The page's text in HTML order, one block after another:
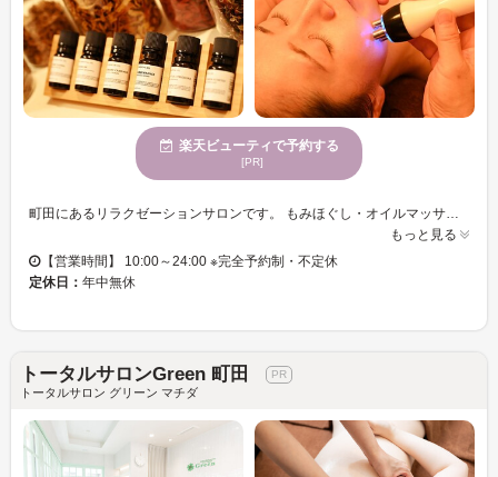
楽天ビューティで予約する
[PR]
町田にあるリラクゼーションサロンです。 もみほぐし・オイルマッサージ・アロマリンパオイルを中心に、 首肩こり・腰痛み・頭痛・五十肩・冷え・むくみ・疲労感など、 日常に溜まった不調をやさしく整えます。 カッサ、カッピング（吸玉）、コルギ、温熱ケア、よもぎ蒸し、ハイパーナイフ痩身など、お悩みや体調に合わせて施術内容をご提案。 強すぎない心地よい刺激で、巡りを促します。 骨の冷えが気になる方、体が重だるい方、 自律神経の乱れや更年期の不調を感じる方にもおすすめです。 温めながら筋肉をゆるめ、全身をバランスよく整えることで、リラックスしながらスッキリ感を目指します。 完全予約制のため、落ち着いた空間で 一人ひとりの状態に合わせたケアをご提供。 町田周辺で、リンパマッサージ・温熱ケア・整体系リラクを お探しの方は、ぜひお気軽にご利用ください。
もっと見る
【営業時間】 10:00～24:00 ※完全予約制・不定休
定休日： 年中無休
トータルサロンGreen 町田
トータルサロン グリーン マチダ